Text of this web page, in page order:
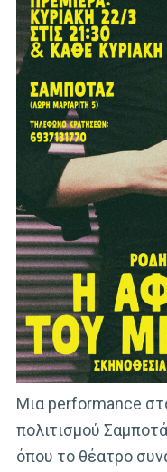
Μια performance
πολιτισμού
όπου το θέατρο